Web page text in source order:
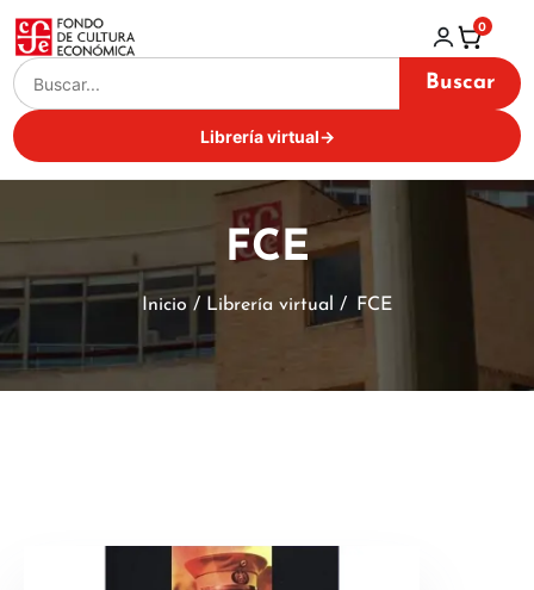
Buscar
Librería virtual→
0
FCE
Inicio / Librería virtual / FCE